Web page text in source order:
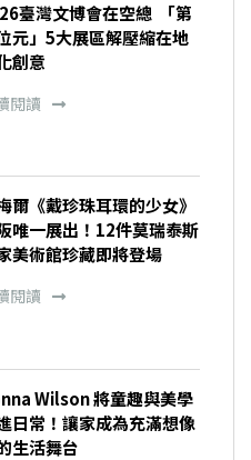
臺灣文博會在空總 「第
元」5大展區解壓縮在地
創意
閱讀
爾《戴珍珠耳環的少女》
唯一展出！12件莫瑞泰斯
美術館珍藏即將登場
閱讀
Wilson 將童趣與美學
日常！讓家成為充滿想像
生活舞台